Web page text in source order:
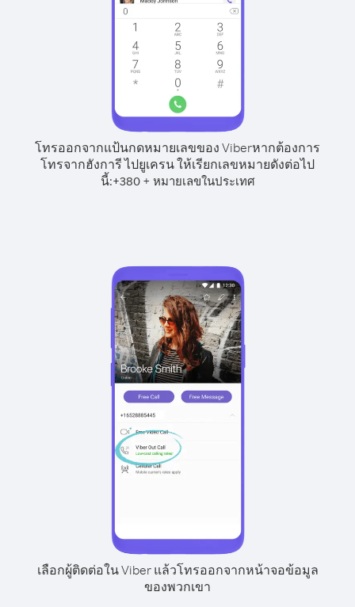
โทรออกจากแป้นกดหมายเลขของ Viberหากต้องการ
โทรจากฮังการี ไปยูเครน ให้เรียกเลขหมายดังต่อไป
นี้:+380+ หมายเลขในประเทศ
เลือกผู้ติดต่อใน Viber แล้วโทรออกจากหน้าจอข้อมูล
ของพวกเขา